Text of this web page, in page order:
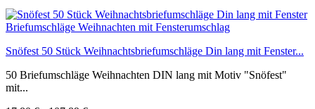
Snöfest 50 Stück Weihnachtsbriefumschläge Din lang mit Fenster...
50 Briefumschläge Weihnachten DIN lang mit Motiv "Snöfest"
mit...